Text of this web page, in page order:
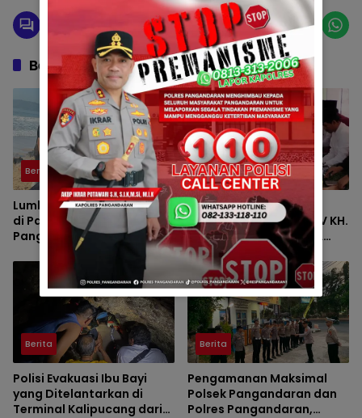
Berita Berkaitan
Berita
Lumba-Lumba Terdampar
di Pantai Timur
Pangandaran Dievakuasi
Berita
HAUL KE-VII HJ. DEDE
UMIYATI DAN HAUL KE-IV KH.
SAEPUL MUJAHID SERTA
REUNI HAFLAH KE-XV
HIMPUNAN ALUMNI DIGELAR
DI PONDOK PESANTREN AL-
FALAH SANUSSIYAH
Berita
Polisi Evakuasi Ibu Bayi
yang Ditelantarkan di
Terminal Kalipucang dari
Berita
Pengamanan Maksimal
Polsek Pangandaran dan
Polres Pangandaran,